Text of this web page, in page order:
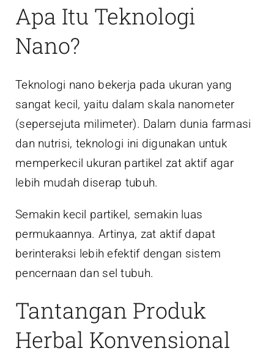
Apa Itu Teknologi
Nano?
Teknologi nano bekerja pada ukuran yang
sangat kecil, yaitu dalam skala nanometer
(sepersejuta milimeter). Dalam dunia farmasi
dan nutrisi, teknologi ini digunakan untuk
memperkecil ukuran partikel zat aktif agar
lebih mudah diserap tubuh.
Semakin kecil partikel, semakin luas
permukaannya. Artinya, zat aktif dapat
berinteraksi lebih efektif dengan sistem
pencernaan dan sel tubuh.
Tantangan Produk
Herbal Konvensional